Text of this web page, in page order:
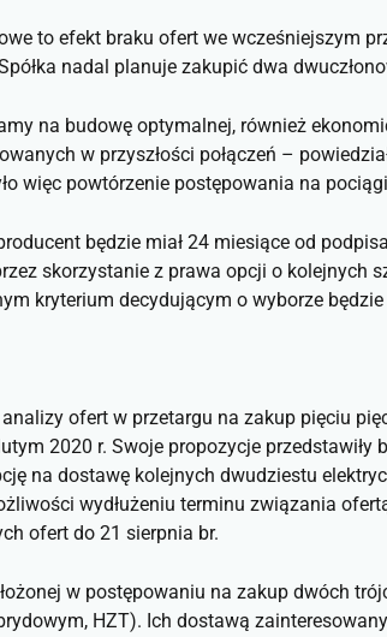
to efekt braku ofert we wcześniejszym
nadal planuje zakupić dwa
na budowę optymalnej, również
w przyszłości połączeń –
więc powtórzenie postępowania na
będzie miał 24 miesiące od
skorzystanie z prawa opcji o kolejnych
kryterium decydującym o wyborze będzie
ofert w przetargu na zakup pięciu
2020 r. Swoje propozycje przedstawiły
na dostawę kolejnych dwudziestu
wydłużeniu terminu związania
ofert do 21 sierpnia br.
w postępowaniu na zakup dwóch
HZT). Ich dostawą